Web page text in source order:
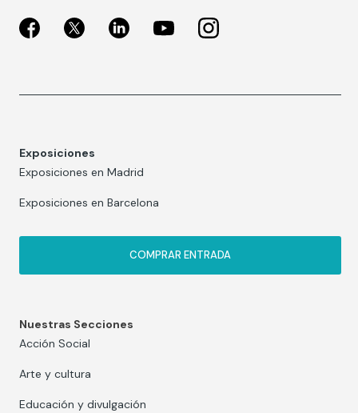
Exposiciones
Exposiciones en Madrid
Exposiciones en Barcelona
COMPRAR ENTRADA
Nuestras Secciones
Acción Social
Arte y cultura
Educación y divulgación